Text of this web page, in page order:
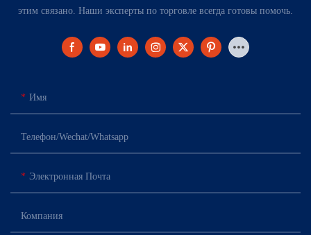
этим связано. Наши эксперты по торговле всегда готовы помочь.
Имя
Телефон/Wechat/Whatsapp
Электронная Почта
Компания